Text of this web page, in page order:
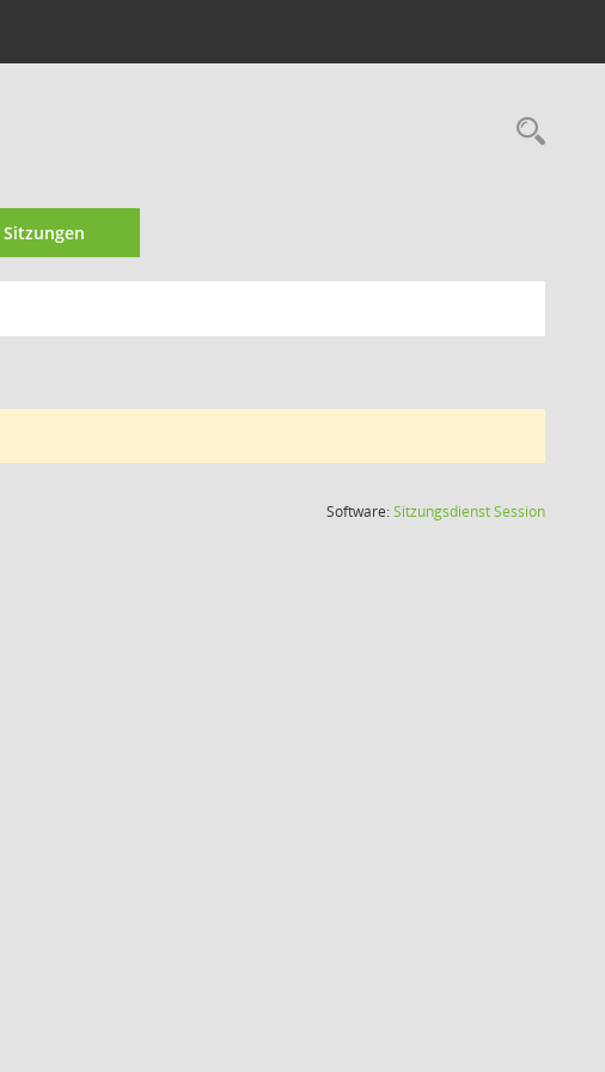
Sitzungen
Software:SitzungsdienstSession(Wird in